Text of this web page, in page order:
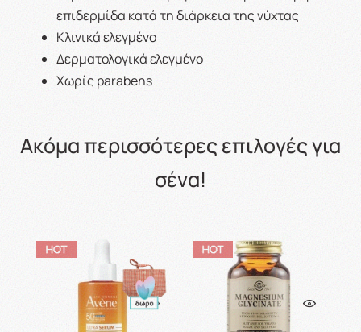
επιδερμίδα κατά τη διάρκεια της νύχτας
Κλινικά ελεγμένο
Δερματολογικά ελεγμένο
Χωρίς parabens
Ακόμα περισσότερες επιλογές για
σένα!